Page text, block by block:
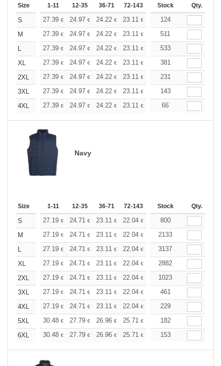
Size 1-11 12-35 36-71 72-143 144-287 288 +
Stock Qty.
S 27.39 € 24.97 € 24.22 € 23.11 € 21.80€
124
M
27.39 € 24.97 € 24.22 € 23.11 € 21.80
511
L
27.39 € 24.97 € 24.22 € 23.11 € 21.80€
533
XL
27.39 € 24.97 € 24.22 € 23.11 € 21.80€
381
2XL
27.39 € 24.97 € 24.22 € 23.11 € 21.80€
231
3XL
27.39 € 24.97 € 24.22 € 23.11 € 21.80€
143
4XL
27.39 € 24.97 € 24.22 € 23.11 € 21.80€
66
Navy
Size 1-11 12-35 36-71 72-143 144-287 288 +
Stock Qty.
S 27.19 € 24.71 € 23.11 € 22.04 € 20.80€
800
M
27.19 € 24.71 € 23.11 € 22.04 € 20.80€
2133
L
27.19 € 24.71 € 23.11 € 22.04 € 20.80€
3137
XL
27.19 € 24.71 € 23.11 € 22.04 € 20.80€
2882
2XL
27.19 € 24.71 € 23.11 € 22.04 € 20.80€
1023
3XL
27.19 € 24.71 € 23.11 € 22.04 € 20.80€
461
4XL
27.19 € 24.71 € 23.11 € 22.04 € 20.80€
229
5XL
30.48 € 27.79 € 26.96 € 25.71 € 24.27€
182
6XL
30.48 € 27.79 € 26.96 € 25.71 € 24.27€
153